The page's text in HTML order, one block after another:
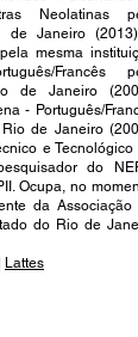
Neolatinas
de Janeiro
mesma
Francês
de Janeiro
- Português/
de Janeiro
e Tecnológico
do
Ocupa, no
da Associação
do Rio de
Lattes